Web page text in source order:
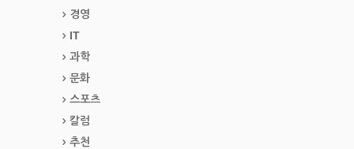
경영
IT
과학
문화
스포츠
칼럼
추천